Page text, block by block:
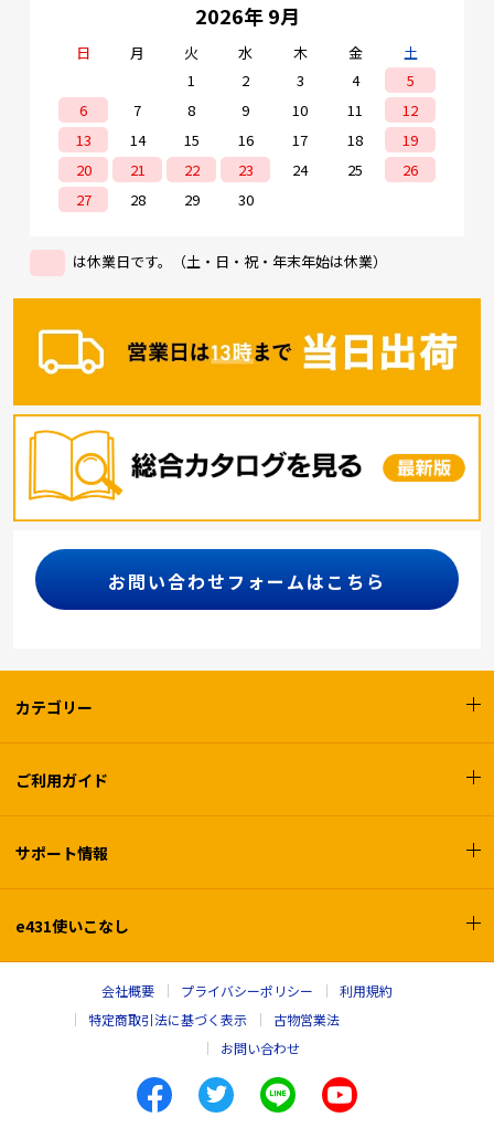
2026年 9月
日 月 火 水 木 金
土
1
2 3 4
5
6
7 8 9 10 11
12
13
14 15 16 17 18
19
20
21 22 23 24 25
26
27
28 29 30
は休業日です。（土・日・祝・年末年始は休業）
お問い合わせフォームはこちら
カテゴリー
ご利用ガイド
サポート情報
e431使いこなし
会社概要 プライバシーポリシー
利用規約
特定商取引法に基づく表示
古物営業法
お問い合わせ